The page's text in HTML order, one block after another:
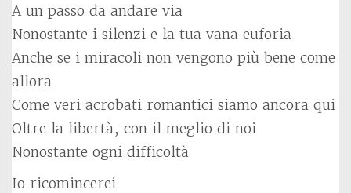
A un passo da andare via
Nonostante i silenzi e la tua vana euforia
Anche se i miracoli non vengono più bene come
allora
Come veri acrobati romantici siamo ancora qui
Oltre la libertà, con il meglio di noi
Nonostante ogni difficoltà
Io ricomincerei